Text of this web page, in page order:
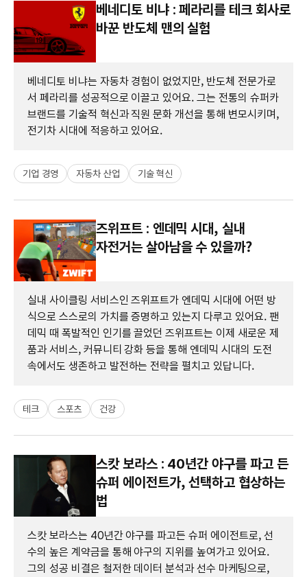
베네디토 비냐 : 페라리를 테크 회사로
바꾼 반도체 맨의 실험
베네디토 비냐는 자동차 경험이 없었지만, 반도체 전문가로
서 페라리를 성공적으로 이끌고 있어요. 그는 전통의 슈퍼카
브랜드를 기술적 혁신과 직원 문화 개선을 통해 변모시키며,
전기차 시대에 적응하고 있어요.
기업 경영 자동차 산업 기술 혁신
즈위프트 : 엔데믹 시대, 실내
자전거는 살아남을 수 있을까?
실내 사이클링 서비스인 즈위프트가 엔데믹 시대에 어떤 방
식으로 스스로의 가치를 증명하고 있는지 다루고 있어요. 팬
데믹 때 폭발적인 인기를 끌었던 즈위프트는 이제 새로운 제
품과 서비스, 커뮤니티 강화 등을 통해 엔데믹 시대의 도전
속에서도 생존하고 발전하는 전략을 펼치고 있답니다.
테크 스포츠 건강
스캇 보라스 : 40년간 야구를 파고 든
슈퍼 에이전트가, 선택하고 협상하는
법
스캇 보라스는 40년간 야구를 파고든 슈퍼 에이전트로, 선
수의 높은 계약금을 통해 야구의 지위를 높여가고 있어요.
그의 성공 비결은 철저한 데이터 분석과 선수 마케팅으로,